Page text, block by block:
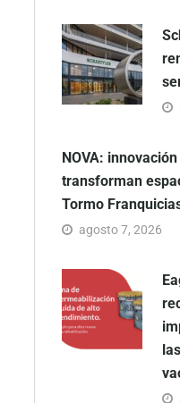
NOVA:
transforman
Tormo
agosto 7, 2026